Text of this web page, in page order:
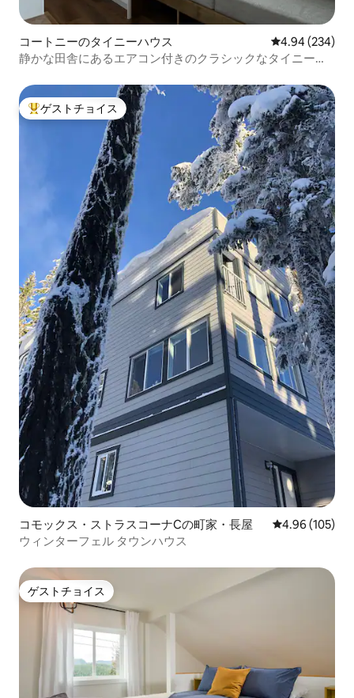
コートニーのタイニーハウス レビュー234
4.94 (234)
静かな田舎にあるエアコン付きのクラシックなタイニーハ
大好評のゲストチョイスです。
ゲストチョイス
コモックス・ストラスコーナCの町家・長屋 レビュー105
4.96 (105)
ウィンターフェル タウンハウス
ゲストチョイス
ゲストチョイス